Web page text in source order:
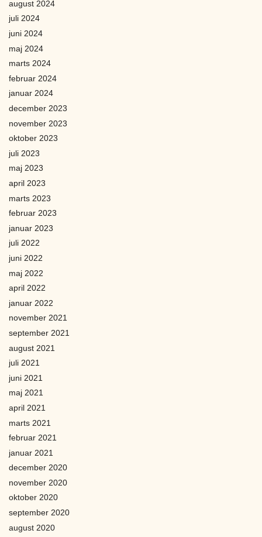
august 2024
juli 2024
juni 2024
maj 2024
marts 2024
februar 2024
januar 2024
december 2023
november 2023
oktober 2023
juli 2023
maj 2023
april 2023
marts 2023
februar 2023
januar 2023
juli 2022
juni 2022
maj 2022
april 2022
januar 2022
november 2021
september 2021
august 2021
juli 2021
juni 2021
maj 2021
april 2021
marts 2021
februar 2021
januar 2021
december 2020
november 2020
oktober 2020
september 2020
august 2020